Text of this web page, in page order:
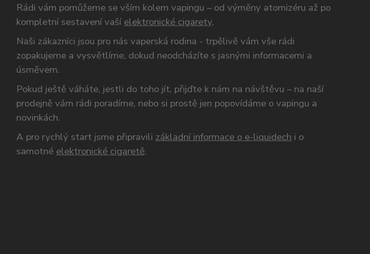
Rádi vám pomůžeme se vším kolem vapingu – od výměny atomizéru až po
kompletní sestavení vaší elektronické cigarety.
Naši zákazníci jsou pro nás vaperská rodina - trpělivě vám vše rádi
zopakujeme a vysvětlíme, dokud neodcházíte s jasnými informacemi a
úsměvem.
Pokud ještě váháte, jestli do toho jít, přijďte k nám na návštěvu – na naší
prodejně vám rádi poradíme, nebo si prostě jen popovídáme o vapingu a
novinkách.
A pro rychlý start jsme připravili základní informace o e-liquidech i o
samotné elektronické cigaretě.